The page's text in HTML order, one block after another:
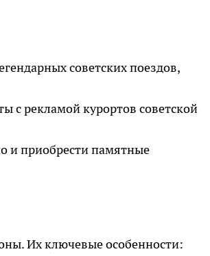
советских поездов,
с рекламой курортов советской
и приобрести памятные
Их ключевые особенности: